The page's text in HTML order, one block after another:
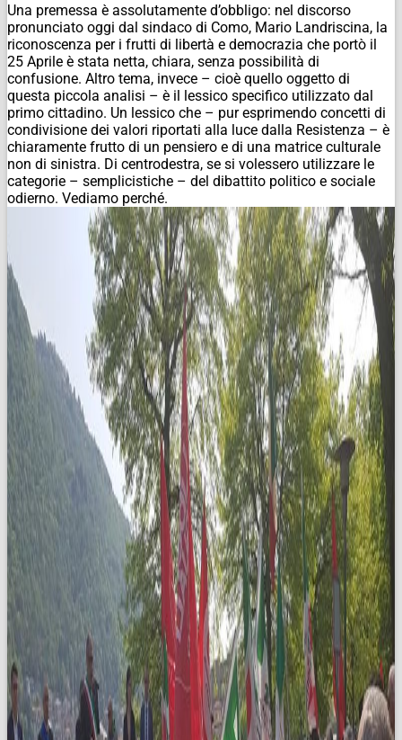
Una premessa è assolutamente d’obbligo: nel discorso
pronunciato oggi dal sindaco di Como, Mario Landriscina, la
riconoscenza per i frutti di libertà e democrazia che portò il
25 Aprile è stata netta, chiara, senza possibilità di
confusione. Altro tema, invece – cioè quello oggetto di
questa piccola analisi – è il lessico specifico utilizzato dal
primo cittadino. Un lessico che – pur esprimendo concetti di
condivisione dei valori riportati alla luce dalla Resistenza – è
chiaramente frutto di un pensiero e di una matrice culturale
non di sinistra. Di centrodestra, se si volessero utilizzare le
categorie – semplicistiche – del dibattito politico e sociale
odierno. Vediamo perché.